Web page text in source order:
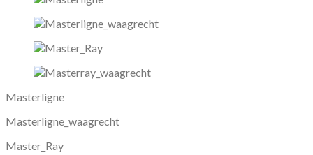
Masterligne
Masterligne_waagrecht
Master_Ray